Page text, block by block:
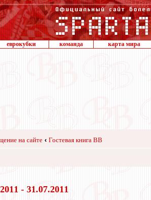
еврокубки команда карта мира
на сайте ‹ Гостевая книга ВВ
- 31.07.2011